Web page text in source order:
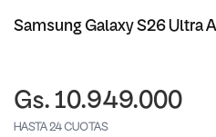
Samsung Galaxy S26 Ultra
Gs. 10.949.000
HASTA 24 CUOTAS